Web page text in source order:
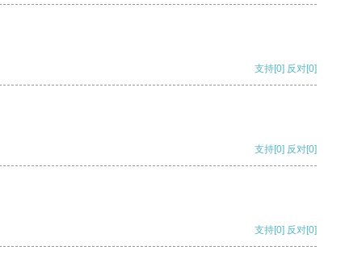
支持[0] 反对[0]
支持[0] 反对[0]
支持[0] 反对[0]